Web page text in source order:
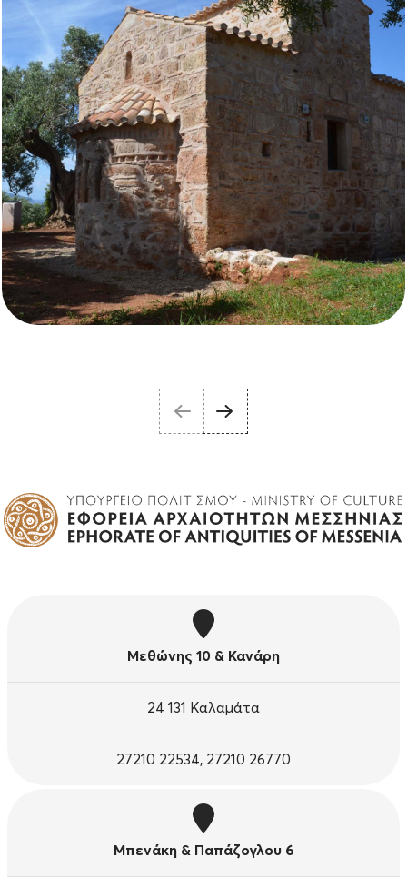
Μεθώνης 10 & Κανάρη
24 131 Καλαμάτα
27210 22534, 27210 26770
Μπενάκη & Παπάζογλου 6